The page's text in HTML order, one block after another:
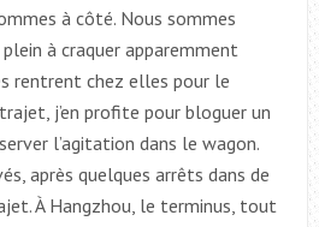
à côté. Nous sommes
à craquer apparemment
rentrent chez elles pour le
j’en profite pour bloguer un
l’agitation dans le wagon.
après quelques arrêts dans de
À Hangzhou, le terminus, tout